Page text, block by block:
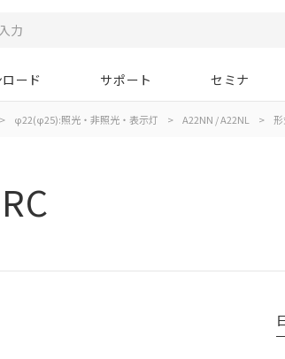
ード サポート セミナ
> φ22(φ25):照光・非照光・表示灯 > A22NN / A22NL >